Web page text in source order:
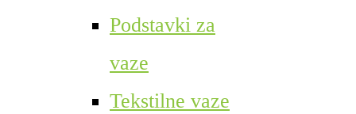
Podstavki za
vaze
Tekstilne vaze